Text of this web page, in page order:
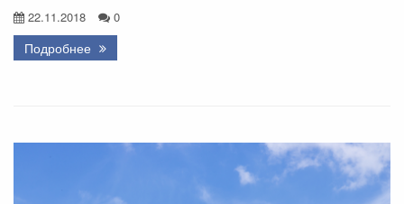
22.11.2018 0
Подробнее